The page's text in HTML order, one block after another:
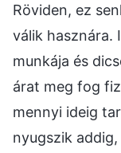
Röviden, ez
válik hasznára.
munkája és
árat meg fog
mennyi ideig
nyugszik